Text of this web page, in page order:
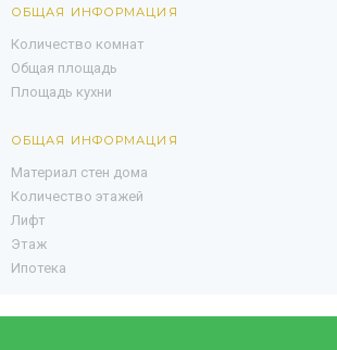
ОБЩАЯ ИНФОРМАЦИЯ
Количество комнат
Общая площадь
Площадь кухни
ОБЩАЯ ИНФОРМАЦИЯ
Материал стен дома
Количество этажей
Лифт
Этаж
Ипотека